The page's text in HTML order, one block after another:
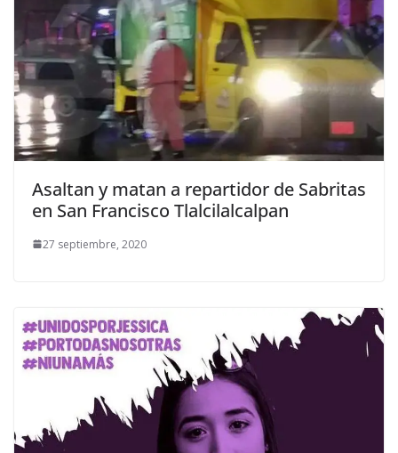
Asaltan y matan a repartidor de Sabritas
en San Francisco Tlalcilalcalpan
27 septiembre, 2020